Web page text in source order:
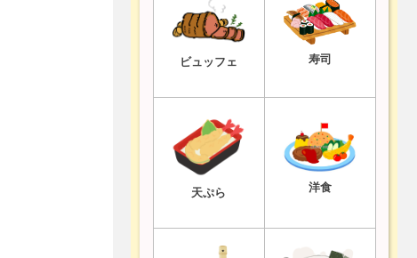
ビュッフェ 寿司
天ぷら 洋食